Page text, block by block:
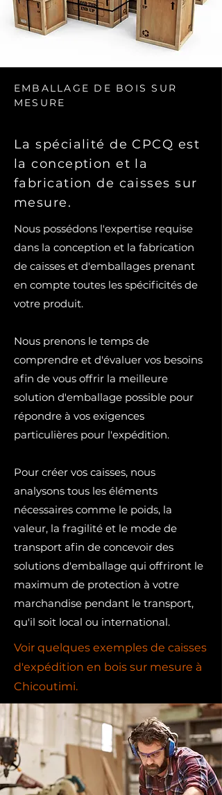
EMBALLAGE DE BOIS SUR
MESURE
La spécialité de CPCQ est
la conception et la
fabrication de caisses sur
mesure.
Nous possédons l'expertise requise
dans la conception et la fabrication
de caisses et d'emballages prenant
en compte toutes les spécificités de
votre produit.
Nous prenons le temps de
comprendre et d'évaluer vos besoins
afin de vous offrir la meilleure
solution d'emballage possible pour
répondre à vos exigences
particulières pour l'expédition.​
Pour créer vos caisses, nous
analysons tous les éléments
nécessaires comme le poids, la
valeur, la fragilité et le mode de
transport afin de concevoir des
solutions d'emballage qui offriront le
maximum de protection à votre
marchandise pendant le transport,
qu'il soit local ou international.
Voir quelques exemples de caisses
d'expédition en bois sur mesure à
Chicoutimi.